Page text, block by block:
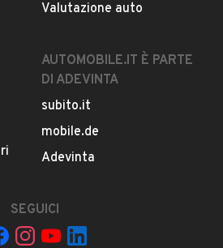
QUALCHE EVENTUALE
REGOLARE E DOCUMENTATA,
IL NOSTRO SERVICE SIN
DA NUOVA.
A 215000KM
LEGGI TUTTO
VEICOLO
Valutazione auto
AUTOMOBILE.IT È PARTE
DI ADEVINTA
subito.it
mobile.de
Adevinta
SEGUICI